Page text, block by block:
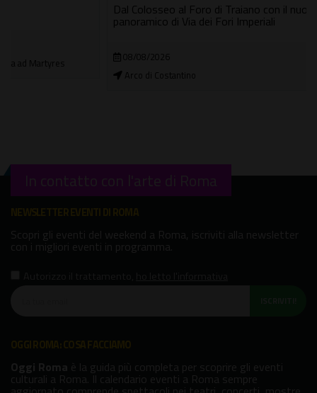
Dal Colosseo al Foro di Traiano con il nuovo punto
panoramico di Via dei Fori Imperiali
08/08/2026
In contatto con l'arte di Roma